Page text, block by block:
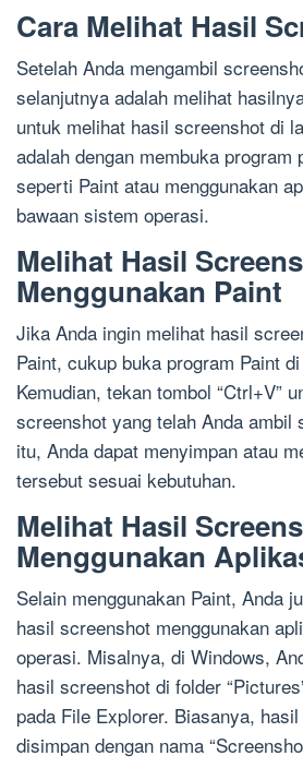
Cara Melihat Hasil
Setelah Anda mengambil
selanjutnya adalah melihat
untuk melihat hasil screenshot di
adalah dengan membuka program
seperti Paint atau menggunakan
bawaan sistem operasi.
Melihat Hasil
Menggunakan Paint
Jika Anda ingin melihat hasil
Paint, cukup buka program Paint
Kemudian, tekan tombol “Ctrl+V”
screenshot yang telah Anda ambil
itu, Anda dapat menyimpan atau
tersebut sesuai kebutuhan.
Melihat Hasil
Menggunakan
Selain menggunakan Paint, Anda
hasil screenshot menggunakan
operasi. Misalnya, di Windows,
hasil screenshot di folder
pada File Explorer. Biasanya,
disimpan dengan nama